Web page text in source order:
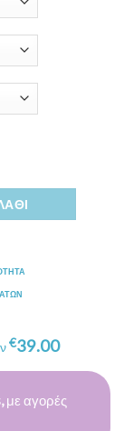
€39.00
με αγορές